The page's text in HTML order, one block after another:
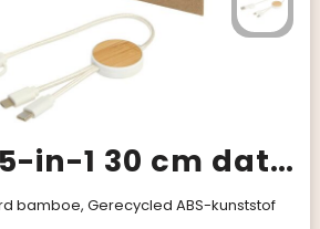
Chechia 5-in-1 30 cm datasynchronisatie- en 27 W snellaadkabel van gerecycled plastic met bamboe details
bamboe, Gerecycled ABS-kunststof